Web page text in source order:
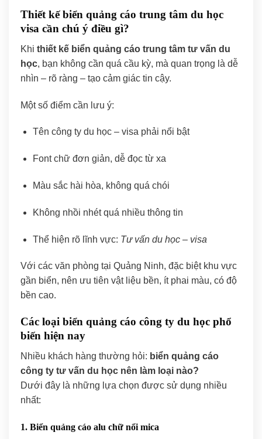
Thiết kế biển quảng cáo trung tâm du học
visa cần chú ý điều gì?
Khi thiết kế biển quảng cáo trung tâm tư vấn du
học, bạn không cần quá cầu kỳ, mà quan trọng là dễ
nhìn – rõ ràng – tạo cảm giác tin cậy.
Một số điểm cần lưu ý:
Tên công ty du học – visa phải nổi bật
Font chữ đơn giản, dễ đọc từ xa
Màu sắc hài hòa, không quá chói
Không nhồi nhét quá nhiều thông tin
Thể hiện rõ lĩnh vực: Tư vấn du học – visa
Với các văn phòng tại Quảng Ninh, đặc biệt khu vực
gần biển, nên ưu tiên vật liệu bền, ít phai màu, có độ
bền cao.
Các loại biển quảng cáo công ty du học phổ
biến hiện nay
Nhiều khách hàng thường hỏi: biển quảng cáo
công ty tư vấn du học nên làm loại nào?
Dưới đây là những lựa chọn được sử dụng nhiều
nhất:
1. Biển quảng cáo alu chữ nổi mica